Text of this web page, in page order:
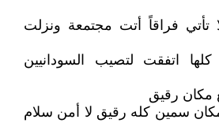
تأتي فراقاً أتت مجتمعة ونزلت
اتفقت لتصيب السودانيين
مكان رقيق
سمين كله رقيق لا أمن سلام